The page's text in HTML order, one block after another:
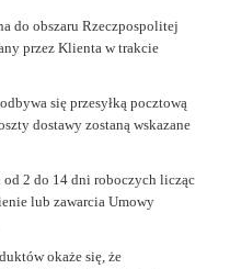
do obszaru Rzeczpospolitej
przez Klienta w trakcie
się przesyłką pocztową
dostawy zostaną wskazane
2 do 14 dni roboczych licząc
lub zawarcia Umowy
okaże się, że